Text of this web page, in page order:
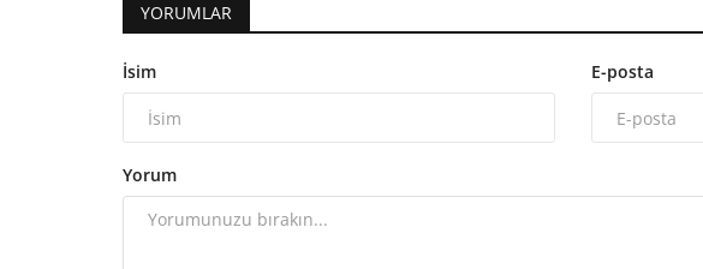
YORUMLAR
İsim E-posta
Yorum